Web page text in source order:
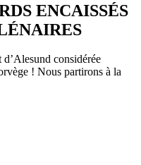
ENCAISSÉS
considérée
! Nous partirons à la